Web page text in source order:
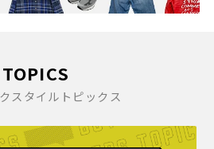
TOPICS
スタイルトピックス